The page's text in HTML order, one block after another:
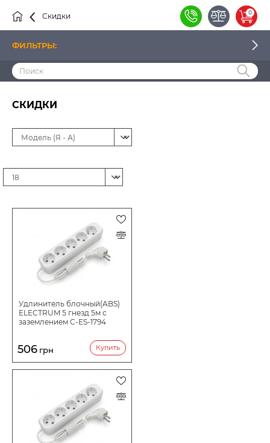
0
Скидки
СКИДКИ
Удлинитель блочный(ABS)
ELECTRUM 5 гнезд 5м с
заземлением C-ES-1794
506 грн Купить
ФИЛЬТРЫ:
ЦЕНА
ТИП УДЛИНИТЕЛЯ
КОЛИЧЕСТВО ГНЕЗД
ЗАЗЕМЛЕНИЕ
СЕЧЕНИЕ ПРОВОДА, КВ.ММ